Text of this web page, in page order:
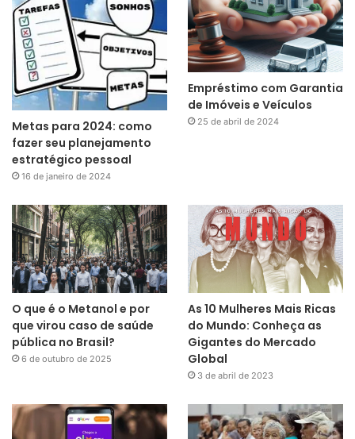
Metas para 2024: como
fazer seu planejamento
estratégico pessoal
16 de janeiro de 2024
Empréstimo com Garantia
de Imóveis e Veículos
25 de abril de 2024
O que é o Metanol e por
que virou caso de saúde
pública no Brasil?
6 de outubro de 2025
As 10 Mulheres Mais Ricas
do Mundo: Conheça as
Gigantes do Mercado
Global
3 de abril de 2023